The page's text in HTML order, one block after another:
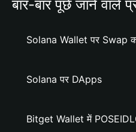
बार-बार पूछे जाने वाले
Solana Wallet पर Swap
Solana पर DApps
Bitget Wallet में